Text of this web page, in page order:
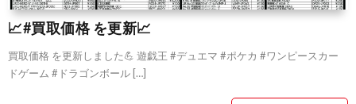
📈#買取価格 を更新📈
買取価格 を更新しました💪 遊戯王 #デュエマ #ポケカ #ワンピースカー
ドゲーム #ドラゴンボール […]